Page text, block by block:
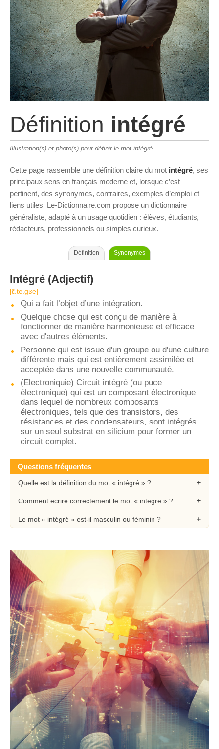
Définition intégré
Illustration(s) et photo(s) pour définir le mot intégré
Cette page rassemble une définition claire du mot intégré, ses
principaux sens en français moderne et, lorsque c’est
pertinent, des synonymes, contraires, exemples d’emploi et
liens utiles. Le-Dictionnaire.com propose un dictionnaire
généraliste, adapté à un usage quotidien : élèves, étudiants,
rédacteurs, professionnels ou simples curieux.
Définition Synonymes
Intégré (Adjectif)
[ɛ̃.te.ɡʁe]
Qui a fait l’objet d’une intégration.
Quelque chose qui est conçu de manière à
fonctionner de manière harmonieuse et efficace
avec d'autres éléments.
Personne qui est issue d'un groupe ou d'une culture
différente mais qui est entièrement assimilée et
acceptée dans une nouvelle communauté.
(Electroniquie) Circuit intégré (ou puce
électronique) qui est un composant électronique
dans lequel de nombreux composants
électroniques, tels que des transistors, des
résistances et des condensateurs, sont intégrés
sur un seul substrat en silicium pour former un
circuit complet.
Questions fréquentes
Quelle est la définition du mot « intégré » ?
Comment écrire correctement le mot « intégré » ?
Le mot « intégré » est-il masculin ou féminin ?